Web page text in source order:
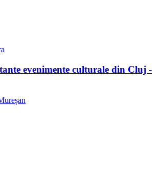
evenimente culturale din Cluj -